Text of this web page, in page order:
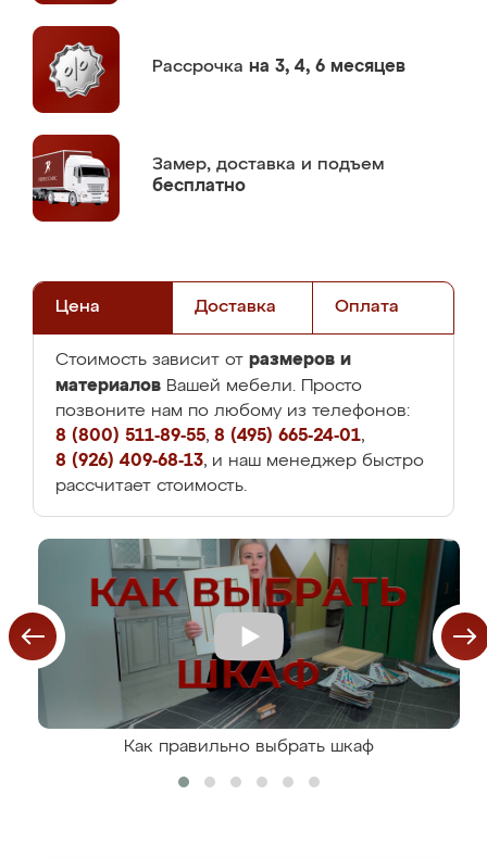
Рассрочка на 3, 4, 6 месяцев
Замер, доставка и подъем
бесплатно
Цена Доставка Оплата
Стоимость зависит от размеров и
материалов Вашей мебели. Просто
позвоните нам по любому из телефонов:
8 (800) 511-89-55, 8 (495) 665-24-01,
8 (926) 409-68-13, и наш менеджер быстро
рассчитает стоимость.
Как правильно выбрать шкаф